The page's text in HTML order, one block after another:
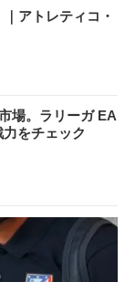
アトレティコ・
場。ラリーガ EA
をチェック